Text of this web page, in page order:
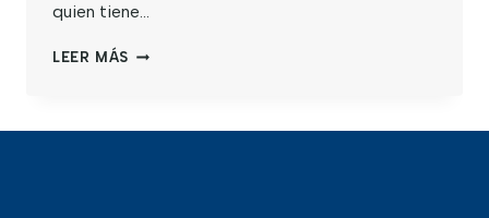
quien tiene…
LEER MÁS